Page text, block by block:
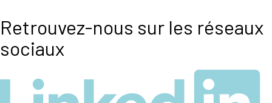
Retrouvez-nous sur les réseaux
sociaux